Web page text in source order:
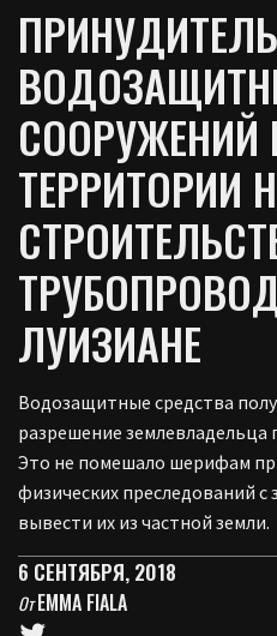
СООРУЖЕНИЙ
ТЕРРИТОРИИ
ЛУИЗИАНЕ
Водозащитные средства
разрешение землевладельца
Это не помешало шерифам
физических преследований
вывести их из частной земли.
6 СЕНТЯБРЯ, 2018
ОтEMMA FIALA